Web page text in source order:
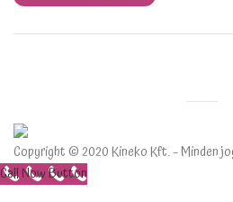
Copyright © 2020 Kineko Kft. – Minden
Call Now Button